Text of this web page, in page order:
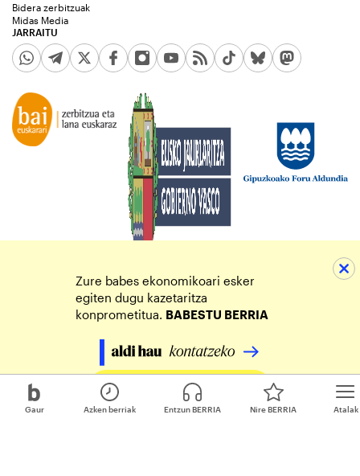
Gaur Atalak
Azken berriak Entzun BERRIA Nire BERRIA
JARRAITU
Bidera zerbitzuak
Midas Media
Zure babes ekonomikoari esker
egiten dugu kazetaritza
konprometitua. BABESTU BERRIA
Egin zure ekarpena